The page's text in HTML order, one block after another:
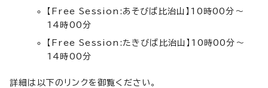
【Free Session:あそびば比治山】10時00分～
14時00分
【Free Session:たきびば比治山】10時00分～
14時00分
詳細は以下のリンクを御覧ください。